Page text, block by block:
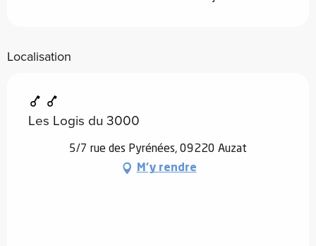
Localisation
Les Logis du 3000
5/7 rue des Pyrénées, 09220 Auzat
M'y rendre